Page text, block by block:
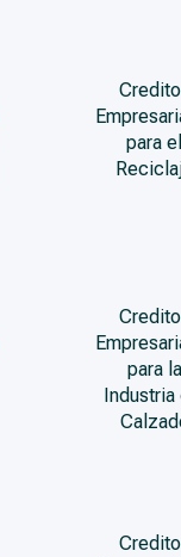
para el
para la
Industria